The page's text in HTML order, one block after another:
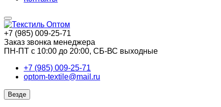
+7 (985) 009-25-71
Заказ звонка менеджера
ПН-ПТ с 10:00 до 20:00, СБ-ВС выходные
+7 (985) 009-25-71
optom-textile@mail.ru
Везде